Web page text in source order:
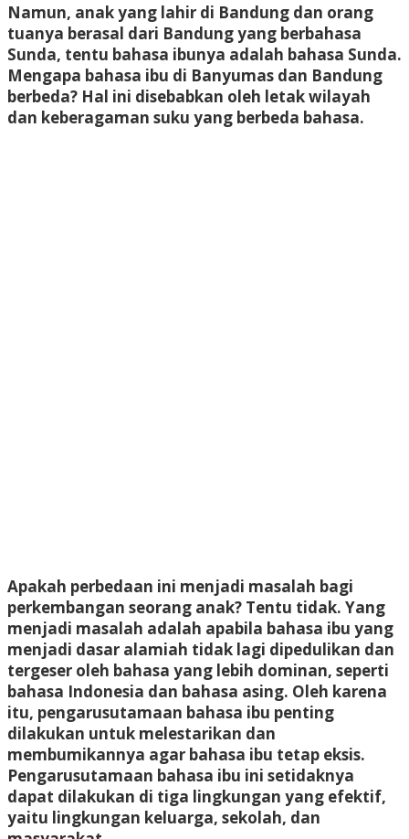
Namun, anak yang lahir di Bandung dan orang
tuanya berasal dari Bandung yang berbahasa
Sunda, tentu bahasa ibunya adalah bahasa Sunda.
Mengapa bahasa ibu di Banyumas dan Bandung
berbeda? Hal ini disebabkan oleh letak wilayah
dan keberagaman suku yang berbeda bahasa.
Apakah perbedaan ini menjadi masalah bagi
perkembangan seorang anak? Tentu tidak. Yang
menjadi masalah adalah apabila bahasa ibu yang
menjadi dasar alamiah tidak lagi dipedulikan dan
tergeser oleh bahasa yang lebih dominan, seperti
bahasa Indonesia dan bahasa asing. Oleh karena
itu, pengarusutamaan bahasa ibu penting
dilakukan untuk melestarikan dan
membumikannya agar bahasa ibu tetap eksis.
Pengarusutamaan bahasa ibu ini setidaknya
dapat dilakukan di tiga lingkungan yang efektif,
yaitu lingkungan keluarga, sekolah, dan